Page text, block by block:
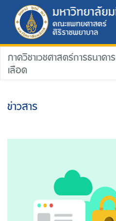
ภาควิชาเวชศาสตร์การธนาคาร
เลือด
ข่าวสาร